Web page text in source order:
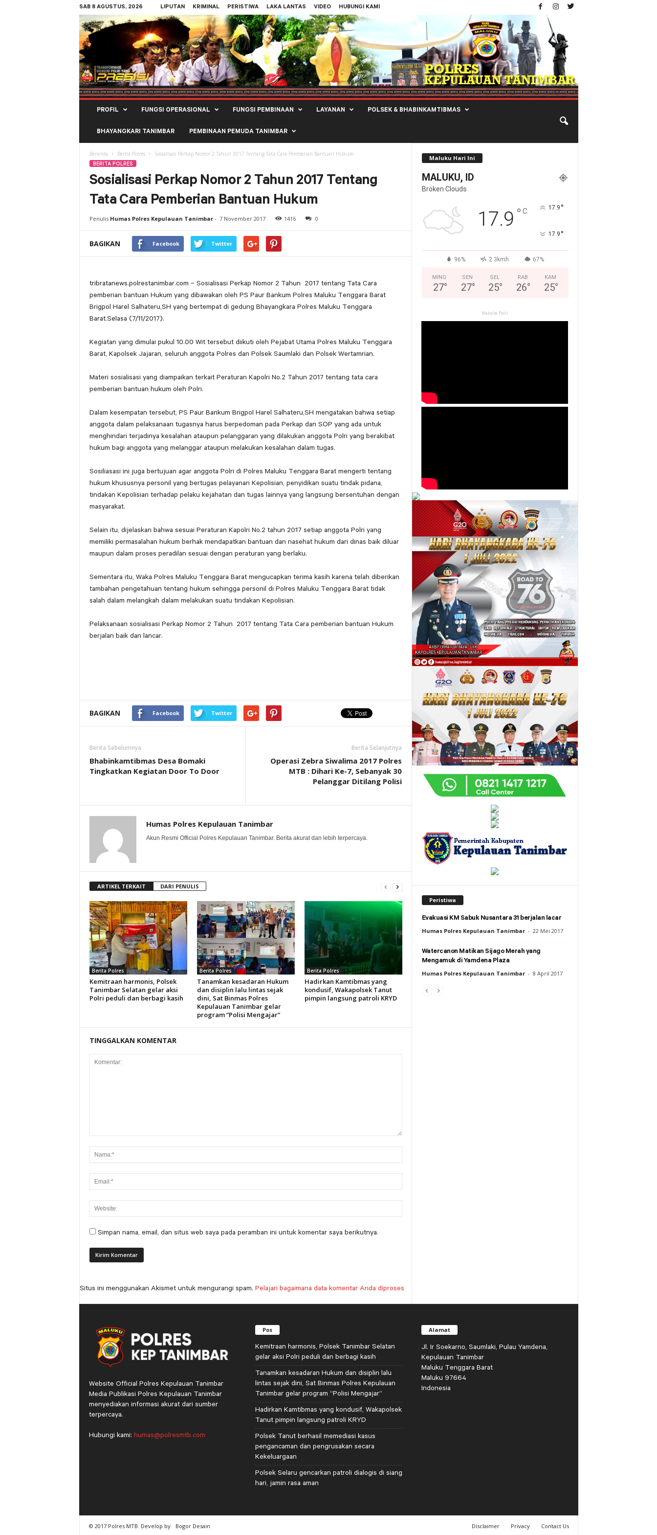
SAB 8 AGUSTUS, 2026 LIPUTAN KRIMINAL PERISTIWA LAKA LANTAS VIDEO HUBUNGI KAMI
Polres
Kepulauan
PROFIL FUNGSI OPERASIONAL FUNGSI PEMBINAAN LAYANAN POLSEK & BHABINKAMTIBMAS
BHAYANGKARI TANIMBAR PEMBINAAN PEMUDA TANIMBAR
Beranda Berita Polres Sosialisasi Perkap Nomor 2 Tahun 2017 Tentang Tata Cara Pemberian Bantuan Hukum
BERITA POLRES
Sosialisasi Perkap Nomor 2 Tahun 2017 Tentang
Tata Cara Pemberian Bantuan Hukum
Penulis Humas Polres Kepulauan Tanimbar- 7 November 2017 1416 0
BAGIKAN Facebook Twitter
tribratanews.polrestanimbar.com – Sosialisasi Perkap Nomor 2 Tahun 2017 tentang Tata Cara
pemberian bantuan Hukum yang dibawakan oleh PS Paur Bankum Polres Maluku Tenggara Barat
Brigpol Harel Salhateru,SH yang bertempat di gedung Bhayangkara Polres Maluku Tenggara
Barat.Selasa (7/11/2017).
Kegiatan yang dimulai pukul 10.00 Wit tersebut diikuti oleh Pejabat Utama Polres Maluku Tenggara
Barat, Kapolsek Jajaran, seluruh anggota Polres dan Polsek Saumlaki dan Polsek Wertamrian.
Materi sosialisasi yang diampaikan terkait Peraturan Kapolri No.2 Tahun 2017 tentang tata cara
pemberian bantuan hukum oleh Polri.
Dalam kesempatan tersebut, PS Paur Bankum Brigpol Harel Salhateru,SH mengatakan bahwa setiap
anggota dalam pelaksanaan tugasnya harus berpedoman pada Perkap dan SOP yang ada untuk
menghindari terjadinya kesalahan ataupun pelanggaran yang dilakukan anggota Polri yang berakibat
hukum bagi anggota yang melanggar ataupun melakukan kesalahan dalam tugas.
Sosiliasasi ini juga bertujuan agar anggota Polri di Polres Maluku Tenggara Barat mengerti tentang
hukum khususnya personil yang bertugas pelayanan Kepolisian, penyidikan suatu tindak pidana,
tindakan Kepolisian terhadap pelaku kejahatan dan tugas lainnya yang langsung bersentuhan dengan
masyarakat.
Selain itu, dijelaskan bahwa sesuai Peraturan Kapolri No.2 tahun 2017 setiap anggota Polri yang
memiliki permasalahan hukum berhak mendapatkan bantuan dan nasehat hukum dari dinas baik diluar
maupun dalam proses peradilan sesuai dengan peraturan yang berlaku.
Sementara itu, Waka Polres Maluku Tenggara Barat mengucapkan terima kasih karena telah diberikan
tambahan pengetahuan tentang hukum sehingga personil di Polres Maluku Tenggara Barat tidak
salah dalam melangkah dalam melakukan suatu tindakan Kepolisian.
Pelaksanaan sosialisasi Perkap Nomor 2 Tahun 2017 tentang Tata Cara pemberian bantuan Hukum
berjalan baik dan lancar.
BAGIKAN Facebook Twitter
Berita Sebelumnya
Bhabinkamtibmas Desa Bomaki
Tingkatkan Kegiatan Door To Door
Berita Selanjutnya
Operasi Zebra Siwalima 2017 Polres
MTB : Dihari Ke-7, Sebanyak 30
Pelanggar Ditilang Polisi
Humas Polres Kepulauan Tanimbar
Akun Resmi Official Polres Kepulauan Tanimbar. Berita akurat dan lebih terpercaya.
ARTIKEL TERKAIT DARI PENULIS
Berita Polres
Kemitraan harmonis, Polsek
Tanimbar Selatan gelar aksi
Polri peduli dan berbagi kasih
Berita Polres
Tanamkan kesadaran Hukum
dan disiplin lalu lintas sejak
dini, Sat Binmas Polres
Kepulauan Tanimbar gelar
program “Polisi Mengajar”
Berita Polres
Hadirkan Kamtibmas yang
kondusif, Wakapolsek Tanut
pimpin langsung patroli KRYD
TINGGALKAN KOMENTAR
Simpan nama, email, dan situs web saya pada peramban ini untuk komentar saya berikutnya.
Situs ini menggunakan Akismet untuk mengurangi spam. Pelajari bagaimana data komentar Anda diproses
Maluku Hari Ini
MALUKU, ID
Broken Clouds
17.9 ° C 17.9 °
17.9 °
96% 2.3kmh 67%
MING
27°
SEN
27°
SEL
25°
RAB
26°
KAM
25°
Website Polri
Peristiwa
Evakuasi KM Sabuk Nusantara 31 berjalan lacar
Humas Polres Kepulauan Tanimbar - 22 Mei 2017
Watercanon Matikan Sijago Merah yang
Mengamuk di Yamdena Plaza
Humas Polres Kepulauan Tanimbar - 8 April 2017
Website Official Polres Kepulauan Tanimbar
Media Publikasi Polres Kepulauan Tanimbar
menyediakan informasi akurat dari sumber
terpercaya.
Hubungi kami: humas@polresmtb.com
Pos
Kemitraan harmonis, Polsek Tanimbar Selatan
gelar aksi Polri peduli dan berbagi kasih
Tanamkan kesadaran Hukum dan disiplin lalu
lintas sejak dini, Sat Binmas Polres Kepulauan
Tanimbar gelar program “Polisi Mengajar”
Hadirkan Kamtibmas yang kondusif, Wakapolsek
Tanut pimpin langsung patroli KRYD
Polsek Tanut berhasil memediasi kasus
pengancaman dan pengrusakan secara
Kekeluargaan
Polsek Selaru gencarkan patroli dialogis di siang
hari, jamin rasa aman
Alamat
Jl. Ir Soekarno, Saumlaki, Pulau Yamdena,
Kepulauan Tanimbar
Maluku Tenggara Barat
Maluku 97664
Indonesia
Disclaimer Privacy Contact Us
© 2017 Polres MTB. Develop by Bogor Desain